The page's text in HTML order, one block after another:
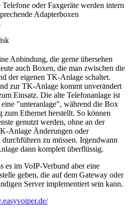
Telefone oder Faxgeräte werden intern
Adapterboxen
Anbindung, die gerne übersehen
auch Boxen, die man zwischen die
der eigenen TK-Anlage schaltet.
zur TK-Anlage kommt unverändert
Einsatz. Die alte Telefonanlage ist
"unteranlage", während die Box
zum Ethernet herstellt. So können
genutzt werden, ohne an der
Anlage Änderungen oder
zu müssen. Irgendwann
dann komplett überflüssig.
es im VoIP-Verbund aber eine
geben, die auf dem Gateway oder
Server implementiert sein kann.